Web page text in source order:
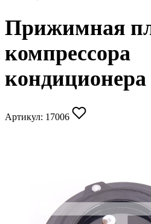
Прижимная
компрессора
кондиционера
Артикул: 17006